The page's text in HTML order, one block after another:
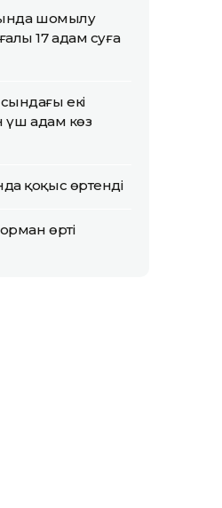
шомылу
17 адам суға
екі
үш адам көз
қоқыс өртенді
өрті